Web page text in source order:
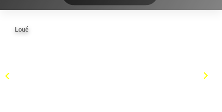
AVIS CLIENTS
Loué